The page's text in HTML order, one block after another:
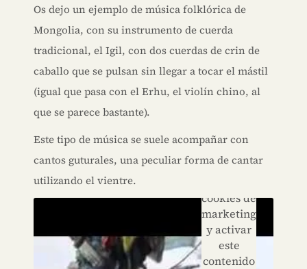
Os dejo un ejemplo de música folklórica de
Mongolia, con su instrumento de cuerda
tradicional, el Igil, con dos cuerdas de crin de
caballo que se pulsan sin llegar a tocar el mástil
(igual que pasa con el Erhu, el violín chino, al
que se parece bastante).
Este tipo de música se suele acompañar con
cantos guturales, una peculiar forma de cantar
utilizando el vientre.
Haz clic
aceptar
cookies de
marketing
y activar
este
contenido